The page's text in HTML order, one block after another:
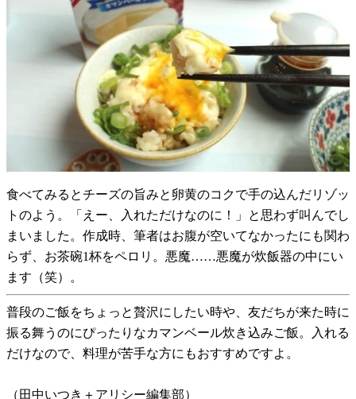
食べてみるとチーズの旨みと卵黄のコクで手の込んだリゾッ
トのよう。「えー、入れただけなのに！」と思わず叫んでし
まいました。作成時、筆者はお腹が空いてなかったにも関わ
らず、お茶碗1杯をペロリ。悪魔……悪魔が炊飯器の中にい
ます（笑）。
普段のご飯をちょっと贅沢にしたい時や、友だちが来た時に
振る舞うのにぴったりなカマンベール炊き込みご飯。入れる
だけなので、料理が苦手な方にもおすすめですよ。
（田中いつき＋アリシー編集部）